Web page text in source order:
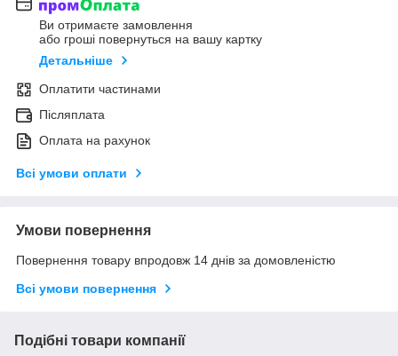
Ви отримаєте замовлення
або гроші повернуться на вашу картку
Детальніше
Оплатити частинами
Післяплата
Оплата на рахунок
Всі умови оплати
Умови повернення
Повернення товару впродовж 14 днів за домовленістю
Всі умови повернення
Подібні товари компанії